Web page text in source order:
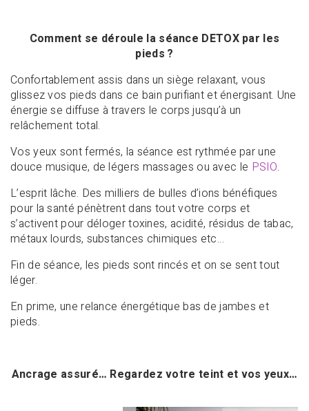
Comment se déroule la séance DETOX par les
pieds ?
Confortablement assis dans un siège relaxant, vous
glissez vos pieds dans ce bain purifiant et énergisant. Une
énergie se diffuse à travers le corps jusqu’à un
relâchement total.
Vos yeux sont fermés, la séance est rythmée par une
douce musique, de légers massages ou avec le PSIO.
L’esprit lâche. Des milliers de bulles d’ions bénéfiques
pour la santé pénètrent dans tout votre corps et
s’activent pour déloger toxines, acidité, résidus de tabac,
métaux lourds, substances chimiques etc…
Fin de séance, les pieds sont rincés et on se sent tout
léger.
En prime, une relance énergétique bas de jambes et
pieds.
Ancrage assuré… Regardez votre teint et vos yeux…